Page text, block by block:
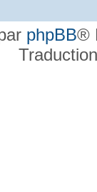
phpBB®